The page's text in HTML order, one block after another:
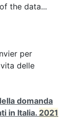
the data...
per
delle
domanda
in Italia. 2021